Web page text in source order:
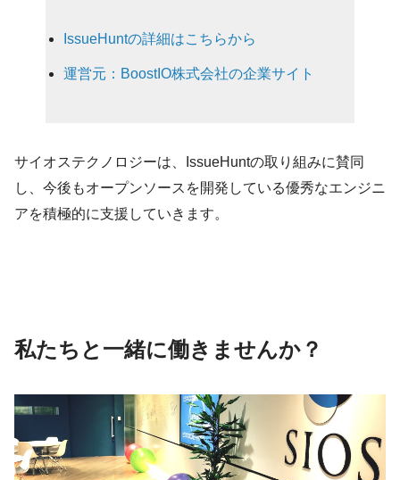
IssueHuntの詳細はこちらから
運営元：BoostIO株式会社の企業サイト
サイオステクノロジーは、IssueHuntの取り組みに賛同
し、今後もオープンソース を開発している優秀なエンジニ
アを積極的に支援していきます。
私たちと一緒に働きませんか？